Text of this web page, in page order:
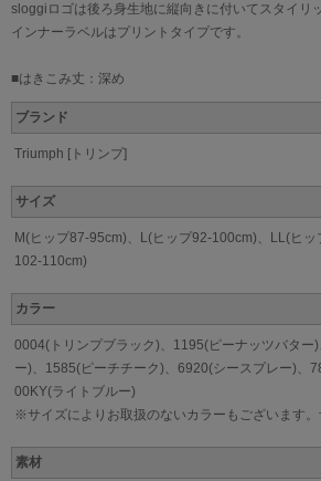
sloggiロゴは後ろ身生地に縦向きに付いてスタイリ
インナーラベルはプリントタイプです。
■はきこみ丈：深め
ブランド
Triumph [トリンプ]
サイズ
M(ヒップ87-95cm)、L(ヒップ92-100cm)、LL(ヒ
102-110cm)
カラー
0004(トリンプブラック)、1195(ピーナッツバター
ー)、1585(ピーチチーク)、6920(シースプレー)、
00KY(ライトブルー)
※サイズによりお取扱のないカラーもございます。
素材